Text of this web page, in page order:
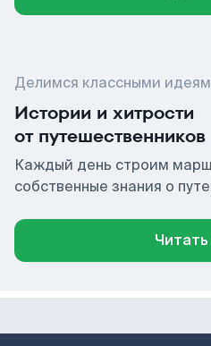
Делимся классными
Истории и хитрости
от путешественников
Каждый день строим
собственные знания о
Читать